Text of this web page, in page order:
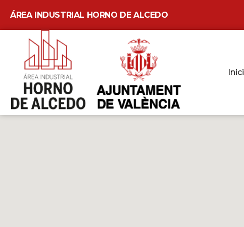
content
ÁREA INDUSTRIAL HORNO DE ALCEDO
Inici